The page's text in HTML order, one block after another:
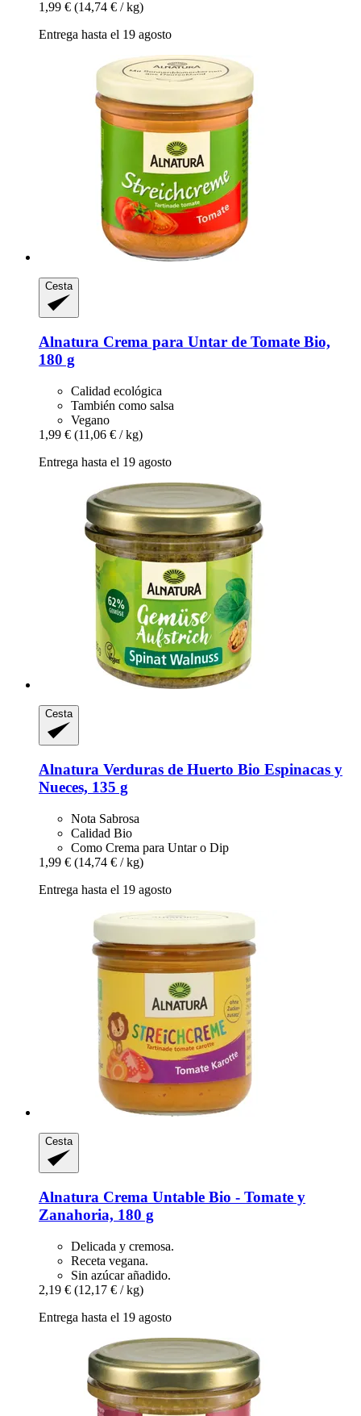
1,99 € (14,74 € / kg)
Entrega hasta el 19 agosto
Cesta
Alnatura Crema para Untar de Tomate Bio,
180 g
Calidad ecológica
También como salsa
Vegano
1,99 € (11,06 € / kg)
Entrega hasta el 19 agosto
Cesta
Alnatura Verduras de Huerto Bio Espinacas y
Nueces, 135 g
Nota Sabrosa
Calidad Bio
Como Crema para Untar o Dip
1,99 € (14,74 € / kg)
Entrega hasta el 19 agosto
Cesta
Alnatura Crema Untable Bio -​ Tomate y
Zanahoria, 180 g
Delicada y cremosa.
Receta vegana.
Sin azúcar añadido.
2,19 € (12,17 € / kg)
Entrega hasta el 19 agosto